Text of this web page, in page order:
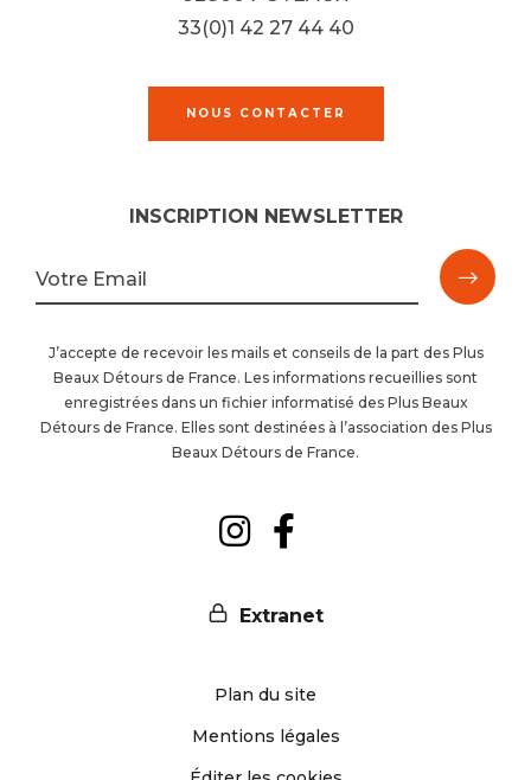
33(0)1 42 27 44 40
NOUS CONTACTER
INSCRIPTION NEWSLETTER
Votre Email
la
J’accepte de recevoir les mails et conseils de la part des Plus
Beaux Détours de France. Les informations recueillies sont
enregistrées dans un fichier informatisé des Plus Beaux
Détours de France. Elles sont destinées à l’association des Plus
Beaux Détours de France.
Suivez-
Instagram
Suivez-
Facebook
Extranet
Plan du site
Mentions légales